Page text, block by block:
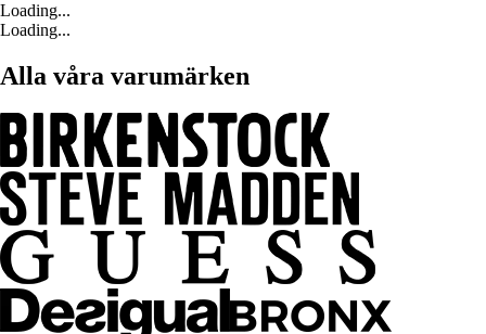
Loading...
Loading...
Alla våra varumärken